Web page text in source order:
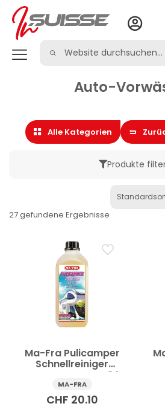
Auto-
Alle Kategorien
Produkte
Autoreinigung & -pflege
Auto-
Auto-Glasreinigung
Auto-
Auto-Pflegesets
Autoshampoo
Karosserie-Reinigung
Preis
27 gefundene Ergebnisse
Ma-Fra Pulicamper
Schnellreiniger
Aussen Camper 2 l
MA-FRA
CHF 20.10